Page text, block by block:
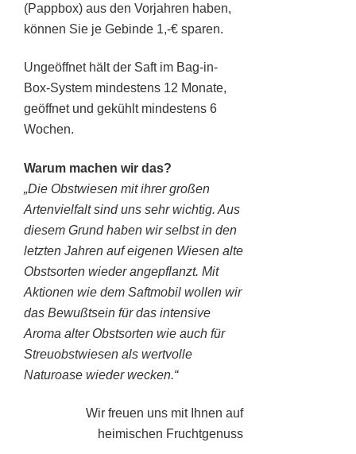
(Pappbox) aus den Vorjahren haben,
können Sie je Gebinde 1,-€ sparen.
Ungeöffnet hält der Saft im Bag-in-
Box-System mindestens 12 Monate,
geöffnet und gekühlt mindestens 6
Wochen.
Warum machen wir das?
„Die Obstwiesen mit ihrer großen
Artenvielfalt sind uns sehr wichtig. Aus
diesem Grund haben wir selbst in den
letzten Jahren auf eigenen Wiesen alte
Obstsorten wieder angepflanzt. Mit
Aktionen wie dem Saftmobil wollen wir
das Bewußtsein für das intensive
Aroma alter Obstsorten wie auch für
Streuobstwiesen als wertvolle
Naturoase wieder wecken.“
Wir freuen uns mit Ihnen auf
heimischen Fruchtgenuss